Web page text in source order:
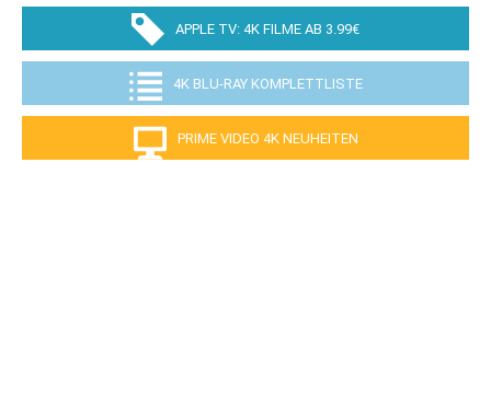
APPLE TV: 4K FILME AB 3.99€
4K BLU-RAY KOMPLETTLISTE
PRIME VIDEO 4K NEUHEITEN